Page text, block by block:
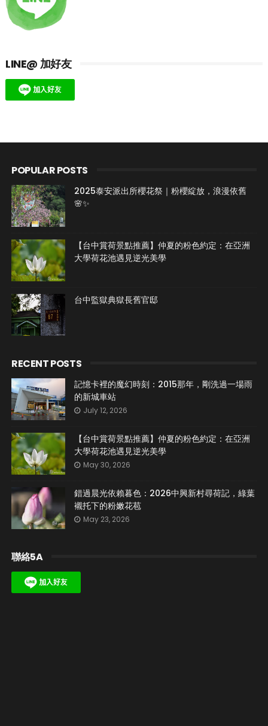
LINE@ 加好友
POPULAR POSTS
2025泰安派出所櫻花祭｜粉櫻綻放，浪漫依舊
🌸✨
【台中賞荷景點推薦】仲夏的粉色約定：在亞洲
大學荷花池遇見逆光美學
台中監獄典獄長舊官邸
RECENT POSTS
記憶卡裡的魔幻時刻：2015那年，剛洗過一場雨
的新城車站
July 12, 2026
【台中賞荷景點推薦】仲夏的粉色約定：在亞洲
大學荷花池遇見逆光美學
May 30, 2026
錯過晨光依賴暮色：2026中興新村尋荷記，綠葉
襯托下的粉嫩花苞
May 23, 2026
聯絡5A